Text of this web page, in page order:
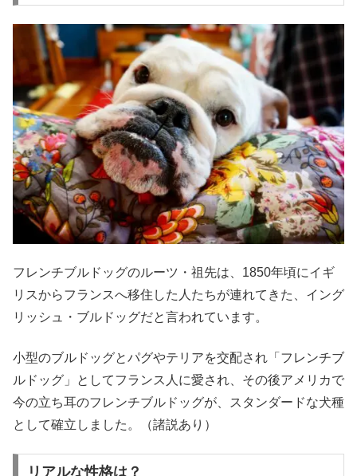
フレンチブルドッグのルーツ・祖先は、1850年頃にイギ
リスからフランスへ移住した人たちが連れてきた、イング
リッシュ・ブルドッグだと言われています。
小型のブルドッグとパグやテリアを交配され「フレンチブ
ルドッグ」としてフランス人に愛され、その後アメリカで
今の立ち耳のフレンチブルドッグが、スタンダードな犬種
として確立しました。（諸説あり）
リアルな性格は？